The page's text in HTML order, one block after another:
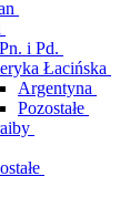
i Pd.
Łacińska
Argentyna
Pozostałe